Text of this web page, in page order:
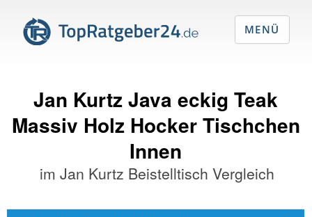
Jan Kurtz Java eckig Teak
Massiv Holz Hocker Tischchen
Innen
imJan Kurtz Beistelltisch Vergleich
MENÜ